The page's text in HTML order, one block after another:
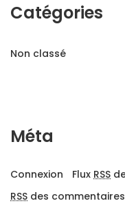
Catégories
Non classé
Méta
Connexion Flux RSS
RSS des commentaires